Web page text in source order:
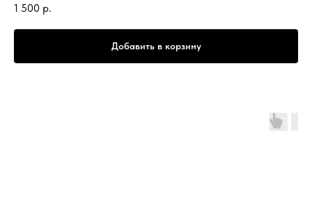
1 500 р.
Добавить в корзину